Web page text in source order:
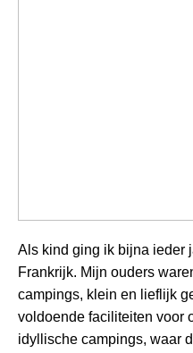
Als kind ging ik bijna ieder
Frankrijk. Mijn ouders
campings, klein en lieflijk
voldoende faciliteiten voor
idyllische campings, waar